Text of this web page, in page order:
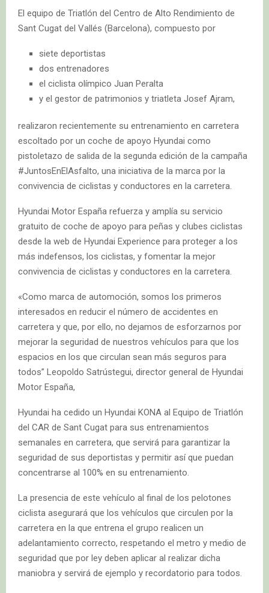
El equipo de Triatlón del Centro de Alto Rendimiento de
Sant Cugat del Vallés (Barcelona), compuesto por
siete deportistas
dos entrenadores
el ciclista olímpico Juan Peralta
y el gestor de patrimonios y triatleta Josef Ajram,
realizaron recientemente su entrenamiento en carretera
escoltado por un coche de apoyo Hyundai como
pistoletazo de salida de la segunda edición de la campaña
#JuntosEnElAsfalto, una iniciativa de la marca por la
convivencia de ciclistas y conductores en la carretera.
Hyundai Motor España refuerza y amplía su servicio
gratuito de coche de apoyo para peñas y clubes ciclistas
desde la web de Hyundai Experience para proteger a los
más indefensos, los ciclistas, y fomentar la mejor
convivencia de ciclistas y conductores en la carretera.
«Como marca de automoción, somos los primeros
interesados en reducir el número de accidentes en
carretera y que, por ello, no dejamos de esforzarnos por
mejorar la seguridad de nuestros vehículos para que los
espacios en los que circulan sean más seguros para
todos” Leopoldo Satrústegui, director general de Hyundai
Motor España,
Hyundai ha cedido un Hyundai KONA al Equipo de Triatlón
del CAR de Sant Cugat para sus entrenamientos
semanales en carretera, que servirá para garantizar la
seguridad de sus deportistas y permitir así que puedan
concentrarse al 100% en su entrenamiento.
La presencia de este vehículo al final de los pelotones
ciclista asegurará que los vehículos que circulen por la
carretera en la que entrena el grupo realicen un
adelantamiento correcto, respetando el metro y medio de
seguridad que por ley deben aplicar al realizar dicha
maniobra y servirá de ejemplo y recordatorio para todos.